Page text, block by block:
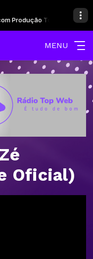
Produção Top
HORAS 08 DE AGO. - LIMA
MENU
Oficial)